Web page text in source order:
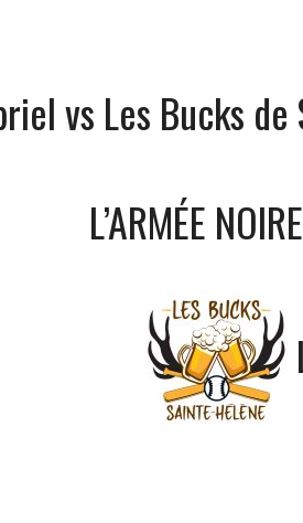
vs Les Bucks
L’ARMÉE